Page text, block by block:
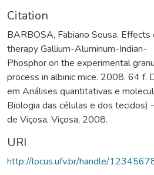
Citation
BARBOSA, Fabiano Sousa.
therapy Gallium-Aluminum-Indian-
Phosphor on the experimental
process in albinic mice. 2008. 64 f.
em Análises quantitativas e
Biologia das células e dos tecidos)
de Viçosa, Viçosa, 2008.
URI
http://locus.ufv.br/handle/